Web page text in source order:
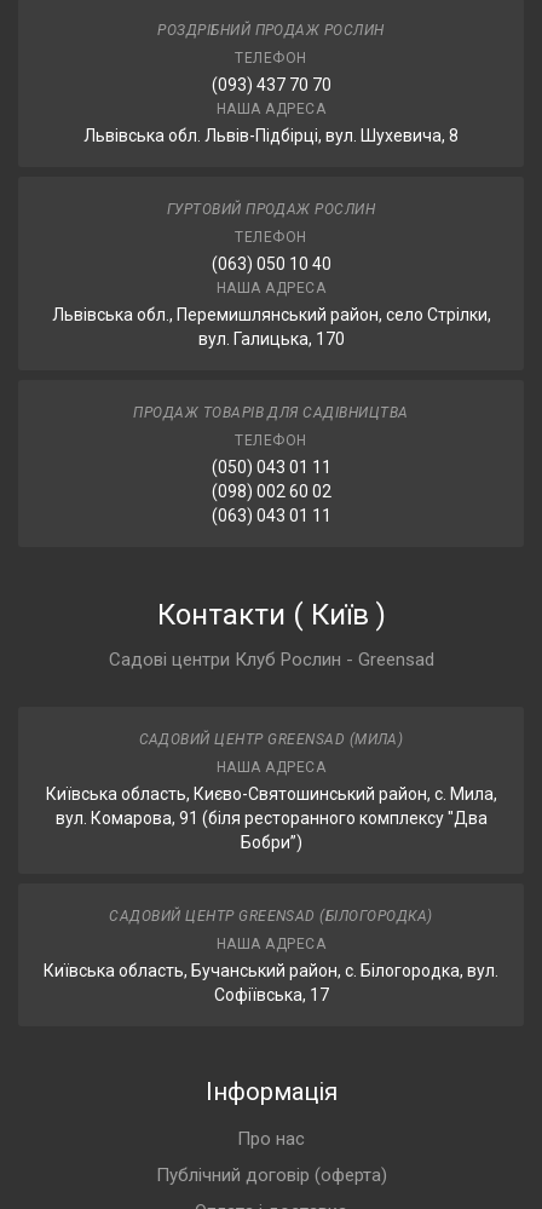
РОЗДРІБНИЙ ПРОДАЖ РОСЛИН
ТЕЛЕФОН
(093) 437 70 70
НАША АДРЕСА
Львівська обл. Львів-Підбірці, вул. Шухевича, 8
ГУРТОВИЙ ПРОДАЖ РОСЛИН
ТЕЛЕФОН
(063) 050 10 40
НАША АДРЕСА
Львівська обл., Перемишлянський район, село Стрілки,
вул. Галицька, 170
ПРОДАЖ ТОВАРІВ ДЛЯ САДІВНИЦТВА
ТЕЛЕФОН
(050) 043 01 11
(098) 002 60 02
(063) 043 01 11
Контакти ( Київ )
Садові центри Клуб Рослин - Greensad
САДОВИЙ ЦЕНТР GREENSAD (МИЛА)
НАША АДРЕСА
Київська область, Києво-Святошинський район, с. Мила,
вул. Комарова, 91 (біля ресторанного комплексу "Два
Бобри”)
САДОВИЙ ЦЕНТР GREENSAD (БІЛОГОРОДКА)
НАША АДРЕСА
Київська область, Бучанський район, с. Білогородка, вул.
Софіївська, 17
Інформація
Про нас
Публічний договір (оферта)